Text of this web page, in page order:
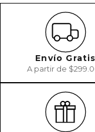
Envío Gratis
A partir de